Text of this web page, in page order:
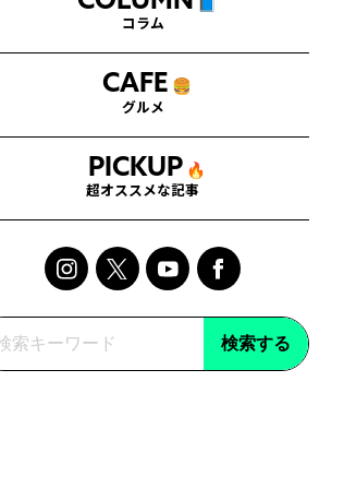
コラム
CAFE 🍔
グルメ
PICKUP 🔥
超オススメな記事
検索する